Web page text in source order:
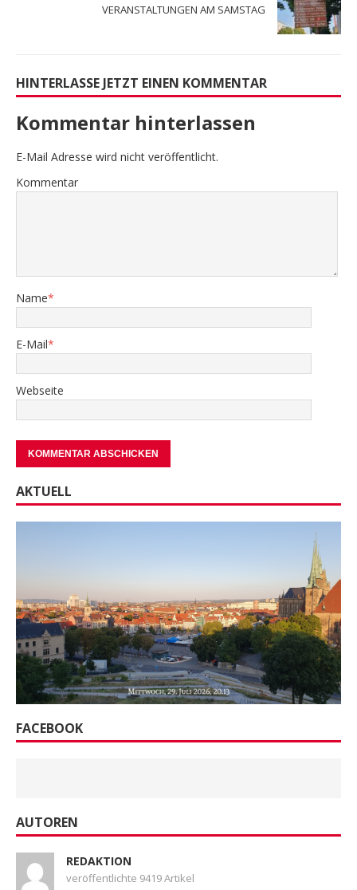
VERANSTALTUNGEN AM SAMSTAG
HINTERLASSE JETZT EINEN KOMMENTAR
Kommentar hinterlassen
E-Mail Adresse wird nicht veröffentlicht.
Kommentar
Name*
E-Mail*
Webseite
AKTUELL
FACEBOOK
AUTOREN
REDAKTION
veröffentlichte 9419 Artikel